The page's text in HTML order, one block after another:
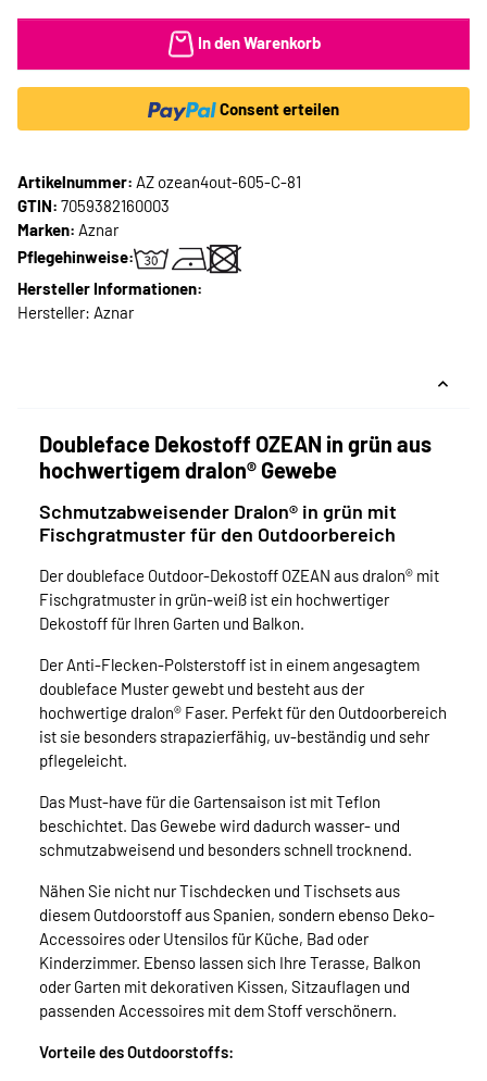
In den Warenkorb
Consent erteilen
Artikelnummer: AZ ozean4out-605-C-81
GTIN: 7059382160003
Marken: Aznar
Pflegehinweise:
Hersteller Informationen:
Hersteller: Aznar
Doubleface Dekostoff OZEAN in grün aus
hochwertigem dralon® Gewebe
Schmutzabweisender Dralon® in grün mit
Fischgratmuster für den Outdoorbereich
Der doubleface Outdoor-Dekostoff OZEAN aus dralon® mit
Fischgratmuster in grün-weiß ist ein hochwertiger
Dekostoff für Ihren Garten und Balkon.
Der Anti-Flecken-Polsterstoff ist in einem angesagtem
doubleface Muster gewebt und besteht aus der
hochwertige dralon® Faser. Perfekt für den Outdoorbereich
ist sie besonders strapazierfähig, uv-beständig und sehr
pflegeleicht.
Das Must-have für die Gartensaison ist mit Teflon
beschichtet. Das Gewebe wird dadurch wasser- und
schmutzabweisend und besonders schnell trocknend.
Nähen Sie nicht nur Tischdecken und Tischsets aus
diesem Outdoorstoff aus Spanien, sondern ebenso Deko-
Accessoires oder Utensilos für Küche, Bad oder
Kinderzimmer. Ebenso lassen sich Ihre Terasse, Balkon
oder Garten mit dekorativen Kissen, Sitzauflagen und
passenden Accessoires mit dem Stoff verschönern.
Vorteile des Outdoorstoffs: